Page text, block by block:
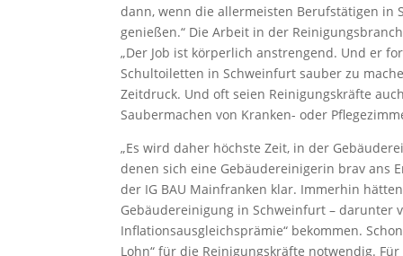
dann, wenn die allermeisten Berufstätigen in
genießen.“ Die Arbeit in der
„Der Job ist körperlich anstrengend. Und er
Schultoiletten in Schweinfurt sauber zu
Zeitdruck. Und oft seien Reinigungskräfte
Saubermachen von Kranken- oder
„Es wird daher höchste Zeit, in der
denen sich eine Gebäudereinigerin brav ans
der IG BAU Mainfranken klar. Immerhin
Gebäudereinigung in Schweinfurt – darunter
Inflationsausgleichsprämie“ bekommen.
Lohn“ für die Reinigungskräfte notwendig.